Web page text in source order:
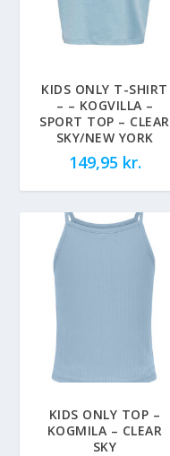
KIDS ONLY T-SHIRT
– – KOGVILLA –
SPORT TOP – CLEAR
SKY/NEW YORK
149,95 kr.
KIDS ONLY TOP –
KOGMILA – CLEAR
SKY